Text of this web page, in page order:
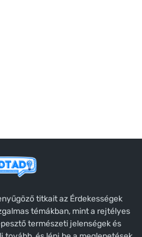
titkait az Érdekességek
témákban, mint a rejtélyes
természeti jelenségek és